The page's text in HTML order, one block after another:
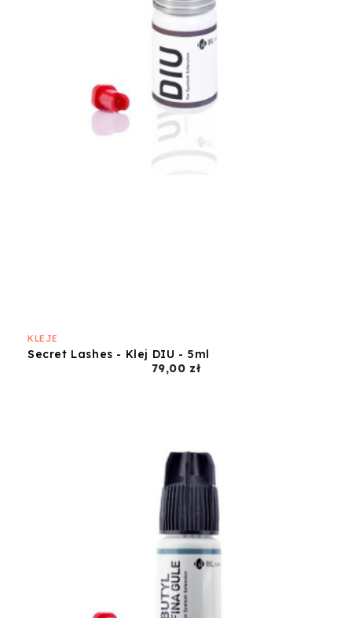
KLEJE
Secret Lashes - Klej DIU - 5ml
79,00 złCena